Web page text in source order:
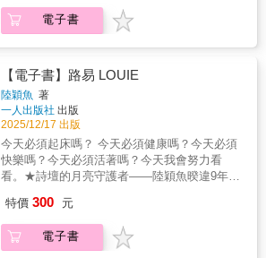
部分篇章寫到了自己身心不相符的成長經歷，
主要也是因為性少數所遭遇的各種辛苦。第二
本著作中，她更進一步將自己作為跨性別女性
一輯則以散文篇章形式呈現，娓娓道來三年前
開始就醫和用藥的心路歷程等等。這一切從非
原始生理女性出發做出各種努力去趨向另一個
性別的奮鬥過程充滿孤獨與黑暗，但還好有文
學，柴柏松的詩和人一樣，如房慧真所形容：
彷彿總是「帶著柔軟而淡雅的香氣」，沒有放
棄本名的她，自詡「相對於松科，柏科多一點
情，《光的受孕》讓我們看見界線與刻板性別
印象之外的非二元性。希望柏松不只是將光明
留給過去那個又瘦又小，裝在彆扭男生制服裡
屋頂》是詩人陳家帶成書於1980年的經典詩
集，同名詩作發表後，隨即在詩壇激起千層
在詩集中，陳家帶以詩為探勘世界手繪的地
圖，將敏銳的五感體驗化為不可思議的抒情詩
篇，搭建出他個人的理想國度。那裡有春夜的
雨、秋天的鐘聲、含露的花、生長的樹林；交
織著夢的衣裳、淚的太陽、女子的舞踊和窮人
的烏托邦。打開詩集，彷彿走進一個失落已久
的香格里拉。《雨落在全世界的屋頂》絕版多
年後，陳家帶重新修訂全書的詩歌，封面亦重
新設計展現其浪漫唯美的色彩，45周年紀念新
內蘊浪漫精神，仰望崇高的事物，在流轉遞嬗
中提煉永恆。」──楊佳嫻（詩人）「他的作
電子書
【電子書】路易 LOUIE
陸穎魚 著
一人出版社 出版
2025/12/17 出版
今天必須起床嗎？ 今天必須健康嗎？今天必須
快樂嗎？今天必須活著嗎？今天我會努力看
看。★詩壇的月亮守護者——陸穎魚暌違9年推
收錄詩作60首，當幸福太過短暫，悲傷太過綿
長，唯有詩屬於永恆★讓每天的悲傷和遺憾都
變成人生的禮物★透過詩的治療，我們重新確
特價 300 元
電子書